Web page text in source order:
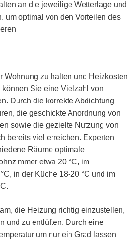
an die jeweilige Wetterlage und
um optimal von den Vorteilen des
Wohnung zu halten und Heizkosten
können Sie eine Vielzahl von
Durch die korrekte Abdichtung
die geschickte Anordnung von
sowie die gezielte Nutzung von
bereits viel erreichen. Experten
Räume optimale
etwa 20 °C, im
in der Küche 18-20 °C und im
die Heizung richtig einzustellen,
und zu entlüften. Durch eine
um nur ein Grad lassen